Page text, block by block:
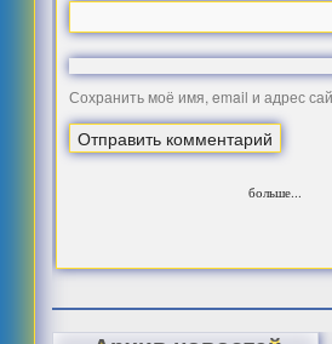
Сохранить моё имя, email и адрес
больше...